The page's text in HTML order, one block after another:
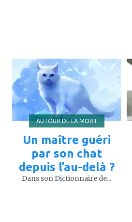
mes
favoris
AUTOUR DE LA MORT
Un maître guéri
par son chat
depuis l’au-delà ?
Dans son Dictionnaire de...